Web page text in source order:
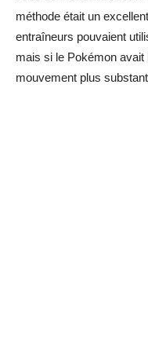
méthode était un
entraîneurs pouvaient
mais si le Pokémon avait
mouvement plus